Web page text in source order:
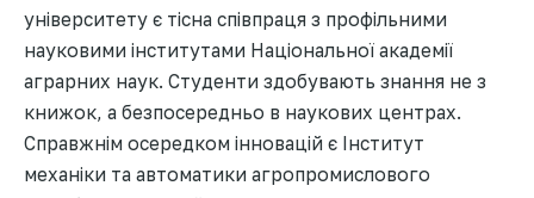
університету є тісна співпраця з профільними
науковими інститутами Національної академії
аграрних наук. Студенти здобувають знання не з
книжок, а безпосередньо в наукових центрах.
Справжнім осередком інновацій є Інститут
механіки та автоматики агропромислового